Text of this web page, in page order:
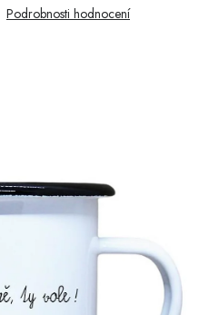
Podrobnosti hodnocení